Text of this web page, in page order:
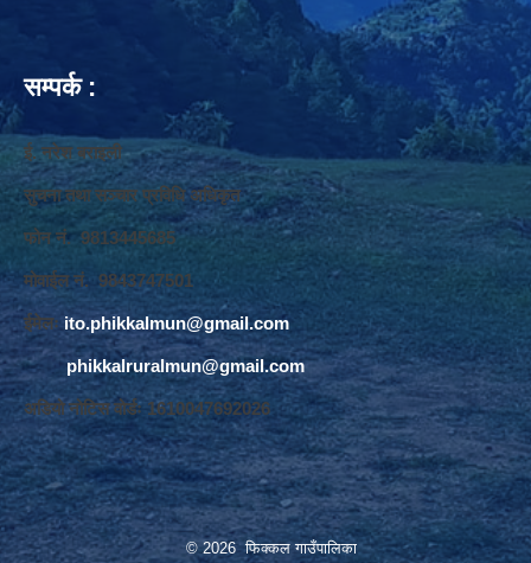
सम्पर्क :
ई. नरेश बराइली
सुचना तथा सञ्‍चार प्रविधि अधिकृत
फोन नं. 9813445685
मोवाईल नं. 9843747501
ईमेलः ito.phikkalmun@gmail.com
phikkalruralmun@gmail.com
अडियो नोटिस वोर्डः 1610047692026
© 2026 फिक्कल गाउँपालिका